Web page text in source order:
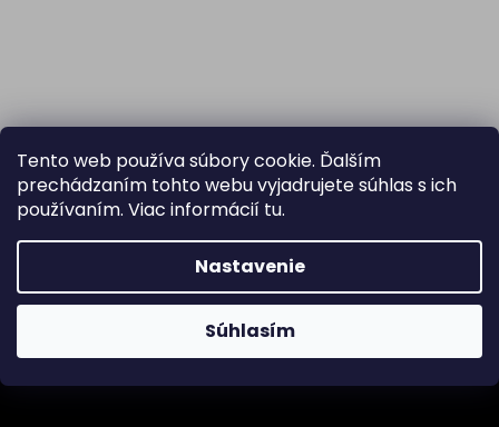
Tento web používa súbory cookie. Ďalším
prechádzaním tohto webu vyjadrujete súhlas s ich
používaním. Viac informácií tu.
Nastavenie
Súhlasím
á